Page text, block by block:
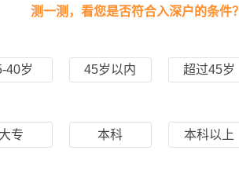
测一测，看您是否符合入深户的条件？
40岁 45岁以内 超过45岁
大专 本科 本科以上